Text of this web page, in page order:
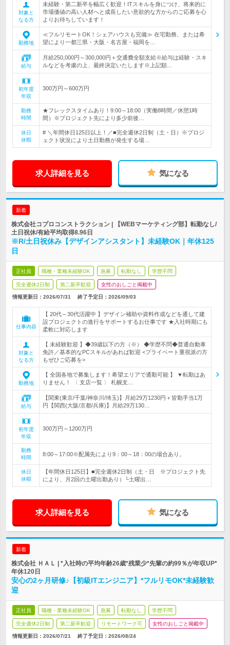
対象と
なる方
未経験・第二新卒を幅広く歓迎！ITスキルを身につけ、将来的に
市場価値の高い人材へと成長したい意欲的な方からのご応募を心
よりお待ちしています！
勤務地
≪フルリモートOK！シェアハウスも完備≫ 在宅勤務、または希
望により一都三県・大阪・名古屋・福岡を…
給与
月給250,000円～300,000円＋交通費全額支給※給与は経験・スキ
ルなどを考慮の上、最終決定いたします※上記額…
初年度
年収
300万円～600万円
勤務
時間
★フレックスタイムあり！9:00～18:00（実働8時間／休憩1時
間）※プロジェクト先により多少前後…
休日
休暇
# ＼年間休日125日以上！／■完全週休2日制（土・日）※プロジ
ェクト状況により土日勤務が発生する場…
求人詳細を見る 気になる
新着
株式会社コプロコンストラクション | 【WEBマーケティング部】転勤なし/
土日祝休/有給平均取得8.96日
※R/土日祝休み【デザインアシスタント】未経験OK｜年休125
日
正社員 職種・業種未経験OK 急募 転勤なし 学歴不問
完全週休2日制 第二新卒歓迎 女性のおしごと掲載中
情報更新日：2026/07/31 終了予定日： 2026/09/03
仕事内容
【 20代～30代活躍中 】デザイン補助や資料作成などを通して建
設プロジェクトの進行をサポートするお仕事です ★入社時期にも
柔軟に対応します
対象と
なる方
【 未経験歓迎 】◆39歳以下の方（※） ◆学歴不問◆普通自動車
免許／基本的なPCスキルがあれば歓迎 <プライベート重視派の方
もぜひご応募を>
勤務地
【 全国各地で募集します！希望エリアで通勤可能 】 ▼転勤はあ
りません！ 〈 支店一覧 〉 札幌支…
給与
【関東(東京/千葉/神奈川/埼玉)】月給29万1230円＋皆勤手当1万
円【関西(大阪/京都/兵庫)】月給29万130…
初年度
年収
300万円～1200万円
勤務
時間
8:00～17:00※配属先により9：00～18：00の場合あり。
休日
休暇
【年間休日125日】■完全週休2日制（土・日 ※プロジェクト先
により、月2回の土曜出勤あり）└土曜出…
求人詳細を見る 気になる
新着
株式会社 ＨＡＬ | *入社時の平均年齢26歳*残業少*先輩の約99％が年収UP*
年休120日
安心の2ヶ月研修♪【初級ITエンジニア】*フルリモOK*未経験歓
迎
正社員 職種・業種未経験OK 急募 転勤なし 学歴不問
完全週休2日制 第二新卒歓迎 リモートワーク可 女性のおしごと掲載中
情報更新日：2026/07/21 終了予定日： 2026/08/24